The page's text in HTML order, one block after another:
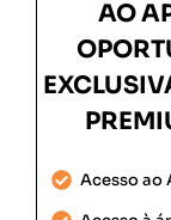
AO
Acesso ao